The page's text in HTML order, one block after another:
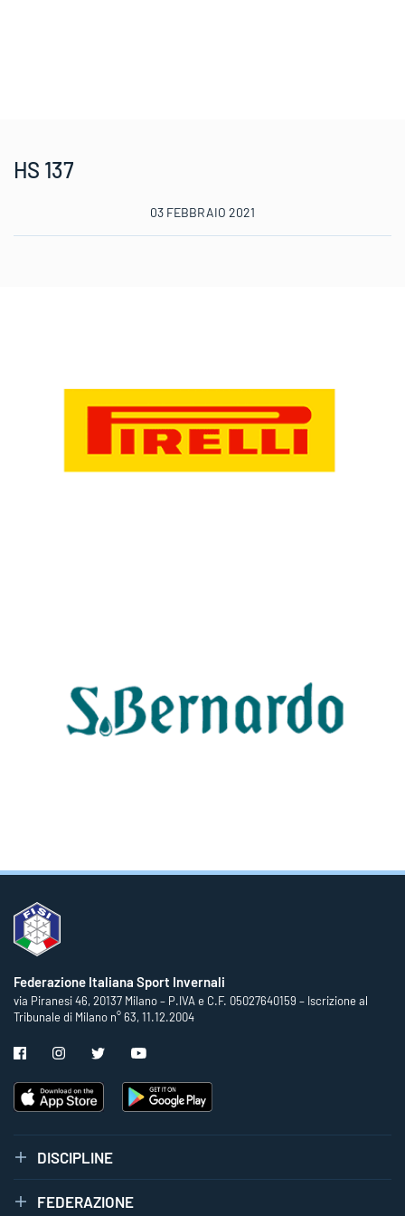
HS 137
03 FEBBRAIO 2021
Federazione Italiana Sport Invernali
via Piranesi 46, 20137 Milano – P.IVA e C.F. 05027640159 – Iscrizione al
Tribunale di Milano n° 63, 11.12.2004
DISCIPLINE
FEDERAZIONE